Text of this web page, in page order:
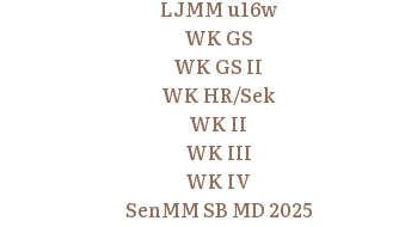
LJMM u16w
WK GS
WK GS II
WK HR/Sek
WK II
WK III
WK IV
SenMM SB MD 2025